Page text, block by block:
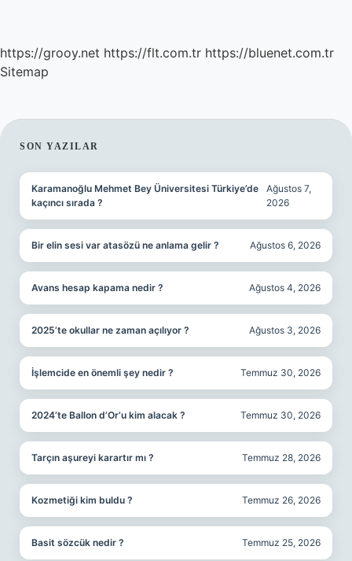
https://grooy.net https://flt.com.tr https://bluenet.com.tr
Sitemap
SIDEBAR
SON YAZILAR
Karamanoğlu Mehmet Bey Üniversitesi Türkiye’de
kaçıncı sırada ?
Ağustos 7,
2026
Bir elin sesi var atasözü ne anlama gelir ? Ağustos 6, 2026
Avans hesap kapama nedir ? Ağustos 4, 2026
2025’te okullar ne zaman açılıyor ? Ağustos 3, 2026
İşlemcide en önemli şey nedir ? Temmuz 30, 2026
2024’te Ballon d’Or’u kim alacak ? Temmuz 30, 2026
Tarçın aşureyi karartır mı ? Temmuz 28, 2026
Kozmetiği kim buldu ? Temmuz 26, 2026
Basit sözcük nedir ? Temmuz 25, 2026